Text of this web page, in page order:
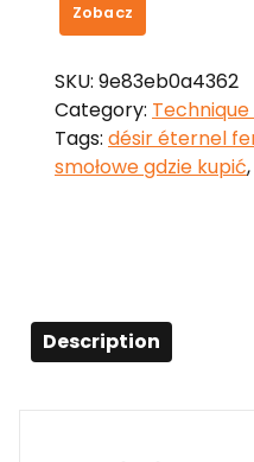
Zobacz
SKU: 9e83eb0a4362
Category:
Tags: désir éternel
smołowe gdzie kupić,
Description